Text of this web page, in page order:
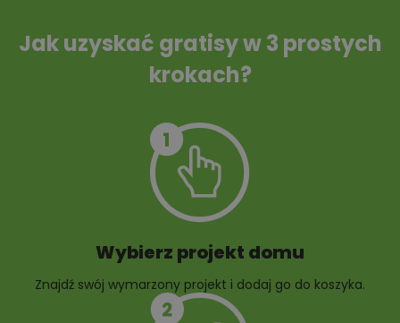
10 projektów małej
10 projektów rabat
Jak uzyskać gratisy w 3 prostych
krokach?
Wybierz projekt domu
Znajdź swój wymarzony projekt i dodaj go do koszyka.